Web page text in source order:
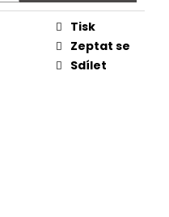
Tisk
Zeptat se
Sdílet